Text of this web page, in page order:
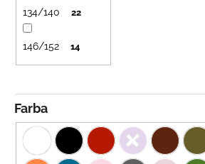
Farba
134/140 22
146/152 14
LETNÉ
NOHAVICE
TYRKYSOVÉ
KORÁLKY
€29